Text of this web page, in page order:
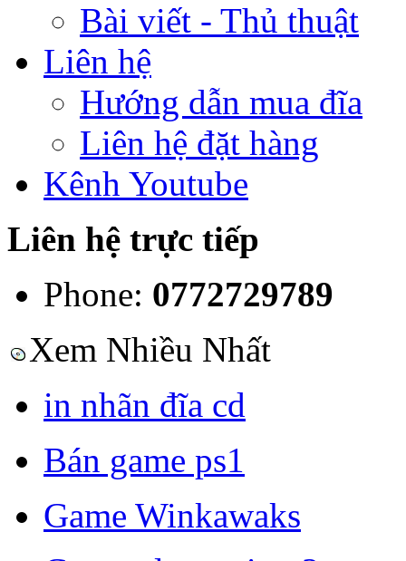
Bài viết - Thủ thuật
Liên hệ
Hướng dẫn mua đĩa
Liên hệ đặt hàng
Kênh Youtube
Liên hệ trực tiếp
Phone: 0772729789
Xem Nhiều Nhất
in nhãn đĩa cd
Bán game ps1
Game Winkawaks